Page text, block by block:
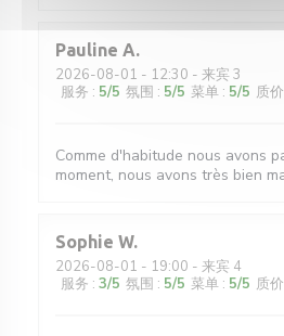
Pauline A
2026-08-01 - 12:30 - 来宾 3
服务 : 5/5 氛围 : 5/5 菜单 : 5/5 质
Comme d'habitude nous avons
moment, nous avons très bien
Sophie W
2026-08-01 - 19:00 - 来宾 4
服务 : 3/5 氛围 : 5/5 菜单 : 5/5 质